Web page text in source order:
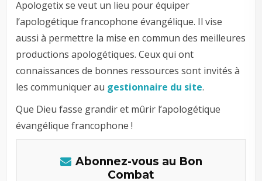
Apologetix se veut un lieu pour équiper
l’apologétique francophone évangélique. Il vise
aussi à permettre la mise en commun des meilleures
productions apologétiques. Ceux qui ont
connaissances de bonnes ressources sont invités à
les communiquer au gestionnaire du site.
Que Dieu fasse grandir et mûrir l’apologétique
évangélique francophone !
Abonnez-vous au Bon
Combat